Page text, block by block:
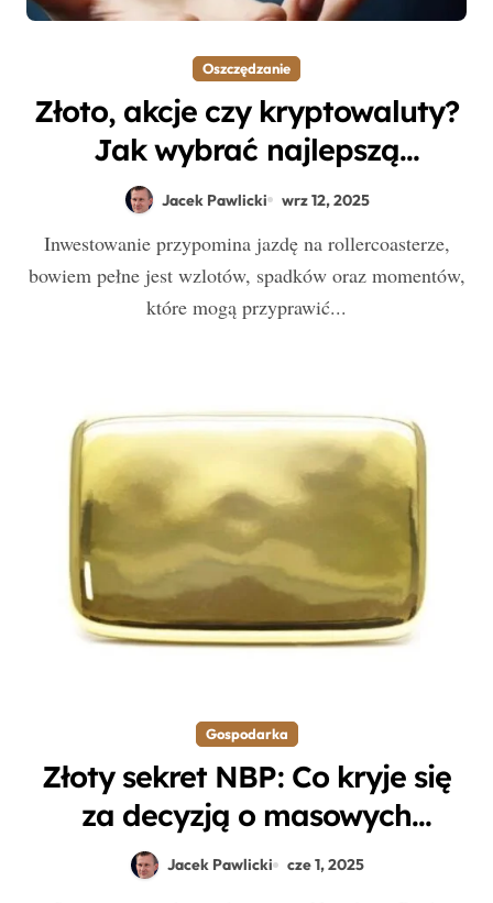
Oszczędzanie
Złoto, akcje czy kryptowaluty?
Jak wybrać najlepszą
inwestycję dla siebie?
Jacek Pawlicki wrz 12, 2025
Inwestowanie przypomina jazdę na rollercoasterze,
bowiem pełne jest wzlotów, spadków oraz momentów,
które mogą przyprawić...
Gospodarka
Złoty sekret NBP: Co kryje się
za decyzją o masowych
zakupach złota w trudnych
Jacek Pawlicki cze 1, 2025